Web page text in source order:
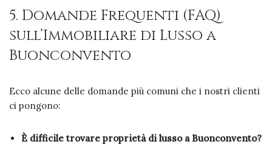
5. Domande Frequenti (FAQ)
sull’Immobiliare di Lusso a
Buonconvento
Ecco alcune delle domande più comuni che i nostri clienti
ci pongono:
È difficile trovare proprietà di lusso a Buonconvento?